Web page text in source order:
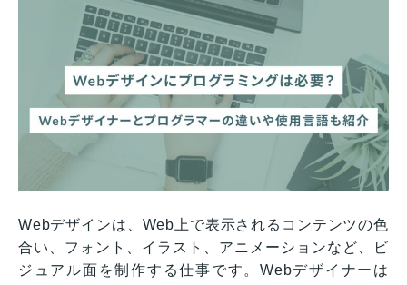
Webデザインは、Web上で表示されるコンテンツの色
合い、フォント、イラスト、アニメーションなど、ビ
ジュアル面を制作する仕事です。Webデザイナーは